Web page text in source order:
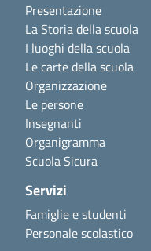
Presentazione
La Storia della scuola
I luoghi della scuola
Le carte della scuola
Organizzazione
Le persone
Insegnanti
Organigramma
Scuola Sicura
Servizi
Famiglie e studenti
Personale scolastico